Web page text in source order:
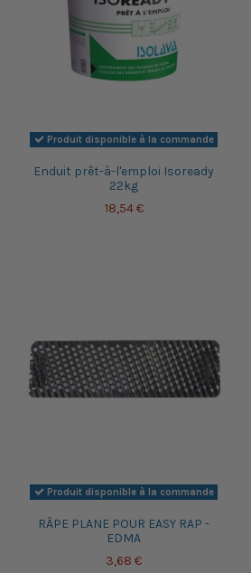
Produit disponible à la commande
Enduit prêt-à-l'emploi Isoready
22kg
18,54 €
Produit disponible à la commande
RÂPE PLANE POUR EASY RAP -
EDMA
3,68 €